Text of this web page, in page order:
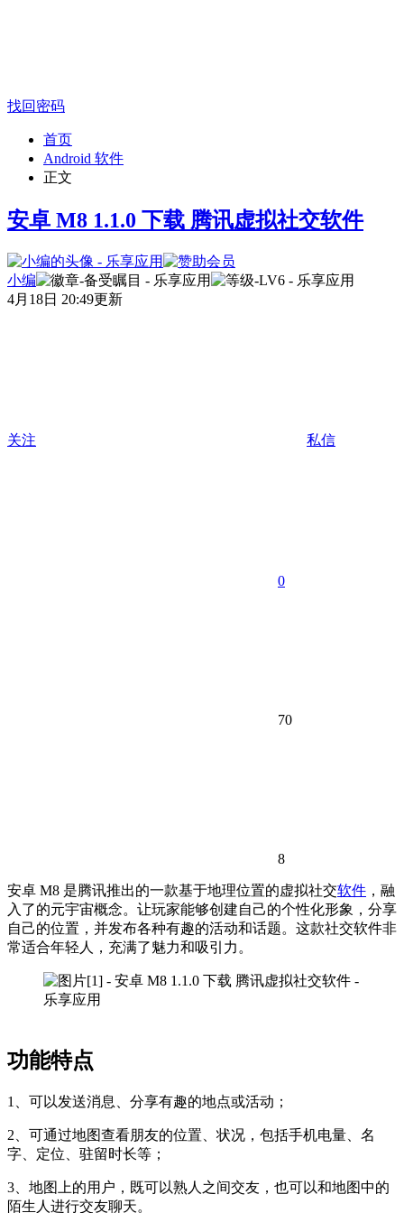
找回密码
首页
Android 软件
正文
安卓 M8 1.1.0 下载 腾讯虚拟社交软件
小编
4月18日 20:49更新
关注 私信
0
70
8
安卓 M8 是腾讯推出的一款基于地理位置的虚拟社交软件 ，融
入了的元宇宙概念。让玩家能够创建自己的个性化形象，分享
自己的位置，并发布各种有趣的活动和话题。这款社交软件非
常适合年轻人，充满了魅力和吸引力。
功能特点
1、可以发送消息、分享有趣的地点或活动；
2、可通过地图查看朋友的位置、状况，包括手机电量、名
字、定位、驻留时长等；
3、地图上的用户，既可以熟人之间交友，也可以和地图中的
陌生人进行交友聊天。